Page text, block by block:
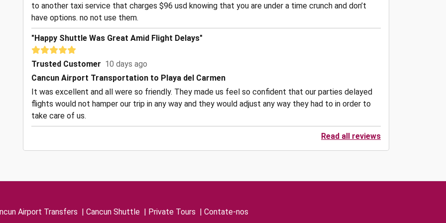
to another taxi service that charges $96 usd knowing that you are under a time crunch and don’t
have options. no not use them.
"Happy Shuttle Was Great Amid Flight Delays"
Trusted Customer 10 days ago
Cancun Airport Transportation to Playa del Carmen
It was excellent and all were so friendly. They made us feel so confident that our parties delayed
flights would not hamper our trip in any way and they would adjust any way they had to in order to
take care of us.
Read all reviews
Airport Transfers Cancun Shuttle Private Tours Contate-nos